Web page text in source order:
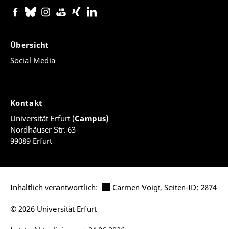
Übersicht
Social Media
Kontakt
Universität Erfurt (Campus)
Nordhäuser Str. 63
99089 Erfurt
Inhaltlich verantwortlich: Carmen Voigt, Seiten-ID: 2874
© 2026 Universität Erfurt